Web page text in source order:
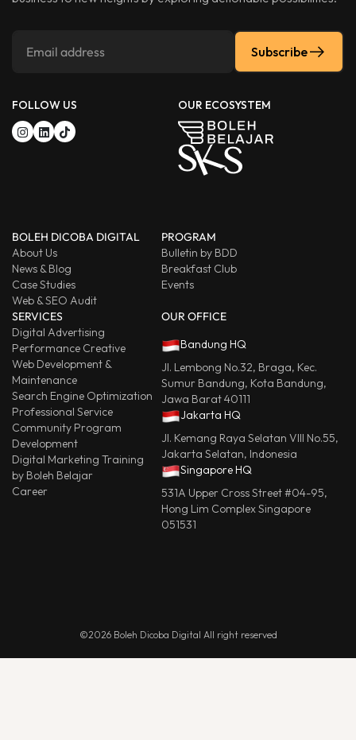
Subscribe
FOLLOW US OUR ECOSYSTEM
BOLEH DICOBA DIGITAL
About Us
News & Blog
Case Studies
Web & SEO Audit
PROGRAM
Bulletin by BDD
Breakfast Club
Events
SERVICES
Digital Advertising
Performance Creative
Web Development &
Maintenance
Search Engine Optimization
Professional Service
Community Program
Development
Digital Marketing Training
by Boleh Belajar
Career
OUR OFFICE
Bandung HQ
Jl. Lembong No.32, Braga, Kec.
Sumur Bandung, Kota Bandung,
Jawa Barat 40111
Jakarta HQ
Jl. Kemang Raya Selatan VIII No.55,
Jakarta Selatan, Indonesia
Singapore HQ
531A Upper Cross Street #04-95,
Hong Lim Complex Singapore
051531
©2026 Boleh Dicoba Digital All right reserved